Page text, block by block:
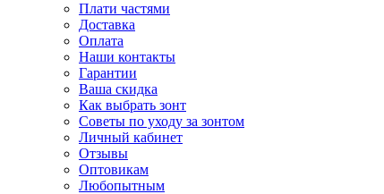
Плати частями
Доставка
Оплата
Наши контакты
Гарантии
Ваша скидка
Как выбрать зонт
Советы по уходу за зонтом
Личный кабинет
Отзывы
Оптовикам
Любопытным